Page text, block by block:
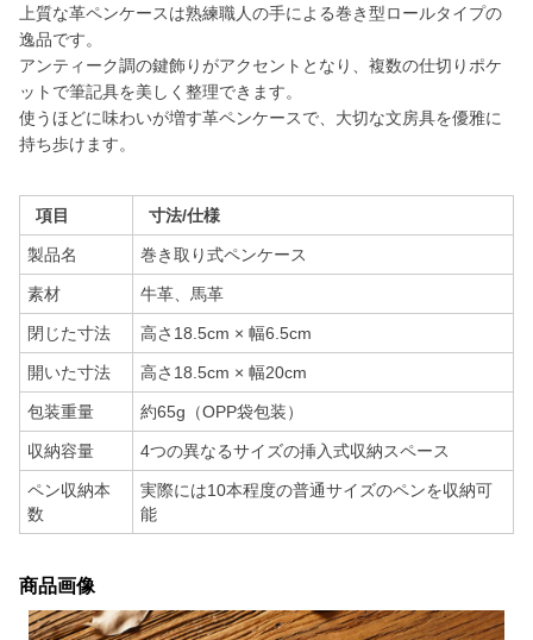
上質な革ペンケースは熟練職人の手による巻き型ロールタイプの
逸品です。
アンティーク調の鍵飾りがアクセントとなり、複数の仕切りポケ
ットで筆記具を美しく整理できます。
使うほどに味わいが増す革ペンケースで、大切な文房具を優雅に
持ち歩けます。
項目 寸法/仕様
製品名 巻き取り式ペンケース
素材 牛革、馬革
閉じた寸法 高さ18.5cm × 幅6.5cm
開いた寸法 高さ18.5cm × 幅20cm
包装重量 約65g（OPP袋包装）
収納容量 4つの異なるサイズの挿入式収納スペース
ペン収納本
数
実際には10本程度の普通サイズのペンを収納可
能
商品画像